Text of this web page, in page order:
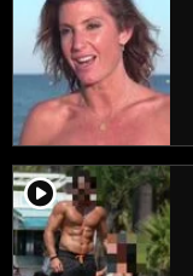
player2